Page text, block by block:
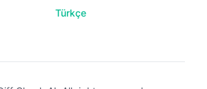
Türkçe